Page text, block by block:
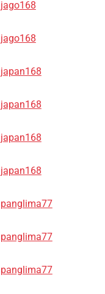
jago168
jago168
japan168
japan168
japan168
japan168
panglima77
panglima77
panglima77